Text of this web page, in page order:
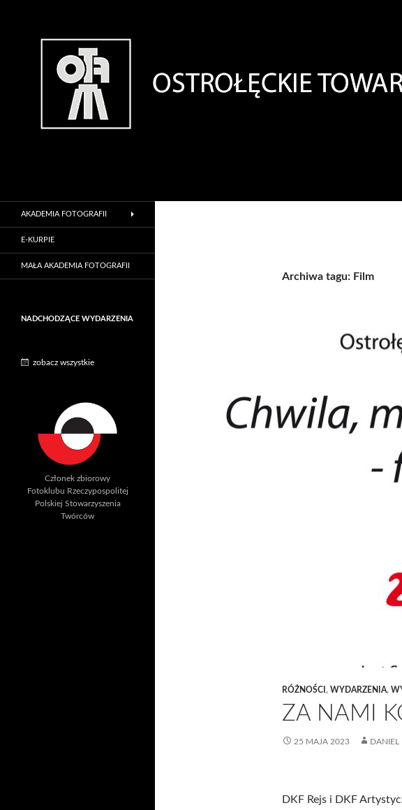
Archiwa tagu: Film
RÓŻNOŚCI , WYDARZENIA,
ZA NAMI
25 MAJA 2023 DANIEL
DKF Rejs i DKF
AKADEMIA FOTOGRAFII
E-KURPIE
MAŁA AKADEMIA FOTOGRAFII
NADCHODZĄCE WYDARZENIA
zobacz wszystkie
Członek zbiorowy
Fotoklubu Rzeczypospolitej
Polskiej Stowarzyszenia
Twórców